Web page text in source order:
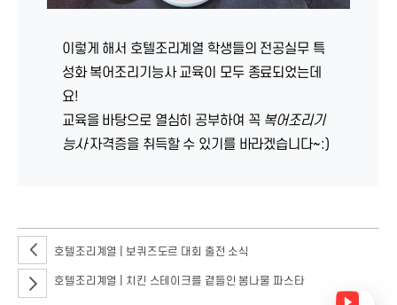
이렇게 해서 호텔조리계열 학생들의 전공실무 특
성화 복어조리기능사 교육이 모두 종료되었는데
요!
교육을 바탕으로 열심히 공부하여 꼭 복어조리기
능사자격증을 취득할 수 있기를 바라겠습니다~:)
호텔조리계열 | 보퀴즈도르 대회 출전 소식
호텔조리계열 | 치킨 스테이크를 곁들인 봄나물 파스타